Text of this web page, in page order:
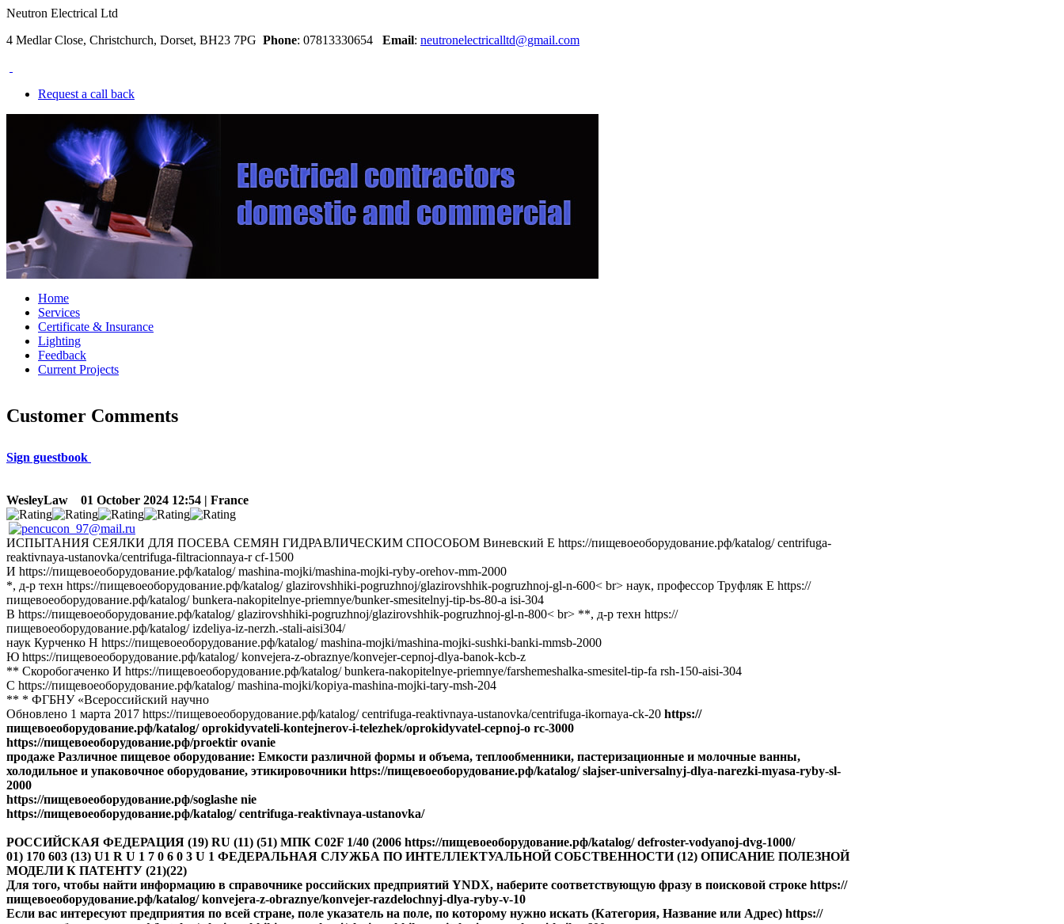
Neutron Electrical Ltd
4 Medlar Close, Christchurch, Dorset, BH23 7PG Phone: 07813330654 Email: neutronelectricalltd@gmail.com
Request a call back
Home
Services
Certificate & Insurance
Lighting
Feedback
Current Projects
Customer Comments
Sign guestbook
WesleyLaw 01 October 2024 12:54 | France
ИСПЫТАНИЯ СЕЯЛКИ ДЛЯ ПОСЕВА СЕМЯН ГИДРАВЛИЧЕСКИМ СПОСОБОМ Виневский Е https://пищевоеоборудование.рф/katalog/ centrifuga-
reaktivnaya-ustanovka/centrifuga-filtracionnaya-r cf-1500
И https://пищевоеоборудование.рф/katalog/ mashina-mojki/mashina-mojki-ryby-orehov-mm-2000
*, д-р техн https://пищевоеоборудование.рф/katalog/ glazirovshhiki-pogruzhnoj/glazirovshhik-pogruzhnoj-gl-n-600< br> наук, профессор Труфляк Е https://
пищевоеоборудование.рф/katalog/ bunkera-nakopitelnye-priemnye/bunker-smesitelnyj-tip-bs-80-a isi-304
В https://пищевоеоборудование.рф/katalog/ glazirovshhiki-pogruzhnoj/glazirovshhik-pogruzhnoj-gl-n-800< br> **, д-р техн https://
пищевоеоборудование.рф/katalog/ izdeliya-iz-nerzh.-stali-aisi304/
наук Курченко Н https://пищевоеоборудование.рф/katalog/ mashina-mojki/mashina-mojki-sushki-banki-mmsb-2000
Ю https://пищевоеоборудование.рф/katalog/ konvejera-z-obraznye/konvejer-cepnoj-dlya-banok-kcb-z
** Скоробогаченко И https://пищевоеоборудование.рф/katalog/ bunkera-nakopitelnye-priemnye/farshemeshalka-smesitel-tip-fa rsh-150-aisi-304
С https://пищевоеоборудование.рф/katalog/ mashina-mojki/kopiya-mashina-mojki-tary-msh-204
** * ФГБНУ «Всероссийский научно
Обновлено 1 марта 2017 https://пищевоеоборудование.рф/katalog/ centrifuga-reaktivnaya-ustanovka/centrifuga-ikornaya-ck-20 https://
пищевоеоборудование.рф/katalog/ oprokidyvateli-kontejnerov-i-telezhek/oprokidyvatel-cepnoj-o rc-3000
https://пищевоеоборудование.рф/proektir ovanie
продаже Различное пищевое оборудование: Емкости различной формы и объема, теплообменники, пастеризационные и молочные ванны,
холодильное и упаковочное оборудование, этикировочники https://пищевоеоборудование.рф/katalog/ slajser-universalnyj-dlya-narezki-myasa-ryby-sl-
2000
https://пищевоеоборудование.рф/soglashe nie
https://пищевоеоборудование.рф/katalog/ centrifuga-reaktivnaya-ustanovka/
РОССИЙСКАЯ ФЕДЕРАЦИЯ (19) RU (11) (51) МПК C02F 1/40 (2006 https://пищевоеоборудование.рф/katalog/ defroster-vodyanoj-dvg-1000/
01) 170 603 (13) U1 R U 1 7 0 6 0 3 U 1 ФЕДЕРАЛЬНАЯ СЛУЖБА ПО ИНТЕЛЛЕКТУАЛЬНОЙ СОБСТВЕННОСТИ (12) ОПИСАНИЕ ПОЛЕЗНОЙ
МОДЕЛИ К ПАТЕНТУ (21)(22)
Для того, чтобы найти информацию в справочнике российских предприятий YNDX, наберите соответствующую фразу в поисковой строке https://
пищевоеоборудование.рф/katalog/ konvejera-z-obraznye/konvejer-razdelochnyj-dlya-ryby-v-10
Если вас интересуют предприятия по всей стране, поле указатель на поле, по которому нужно искать (Категория, Название или Адрес) https://